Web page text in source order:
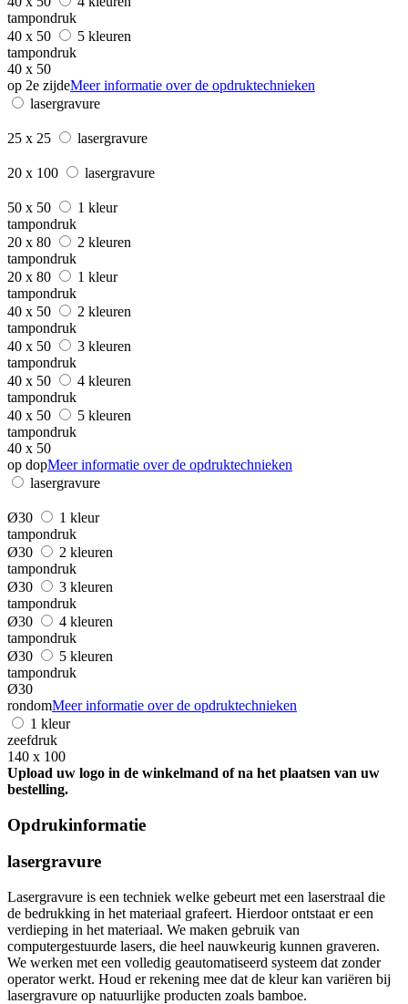
tampondruk
40 x 50
5 kleuren
tampondruk
40 x 50
op 2e zijdeMeer informatie over de opdruktechnieken
lasergravure
25 x 25 lasergravure
20 x 100 lasergravure
50 x 50
1 kleur
tampondruk
20 x 80
2 kleuren
tampondruk
20 x 80
1 kleur
tampondruk
40 x 50
2 kleuren
tampondruk
40 x 50
3 kleuren
tampondruk
40 x 50
4 kleuren
tampondruk
40 x 50
5 kleuren
tampondruk
40 x 50
op dopMeer informatie over de opdruktechnieken
lasergravure
Ø30
1 kleur
tampondruk
Ø30
2 kleuren
tampondruk
Ø30
3 kleuren
tampondruk
Ø30
4 kleuren
tampondruk
Ø30
5 kleuren
tampondruk
Ø30
rondomMeer informatie over de opdruktechnieken
1 kleur
zeefdruk
140 x 100
Upload uw logo in de winkelmand of na het plaatsen van uw
bestelling.
Opdrukinformatie
lasergravure
Lasergravure is een techniek welke gebeurt met een laserstraal die
de bedrukking in het materiaal grafeert. Hierdoor ontstaat er een
verdieping in het materiaal. We maken gebruik van
computergestuurde lasers, die heel nauwkeurig kunnen graveren.
We werken met een volledig geautomatiseerd systeem dat zonder
operator werkt. Houd er rekening mee dat de kleur kan variëren bij
lasergravure op natuurlijke producten zoals bamboe.